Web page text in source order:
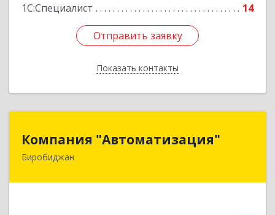
1С:Специалист
14
Отправить заявку
Показать контакты
Отправить заявку
Назад
Компания "Автоматизация"
Биробиджан679016, Еврейская Аобл, Биробиджан г,